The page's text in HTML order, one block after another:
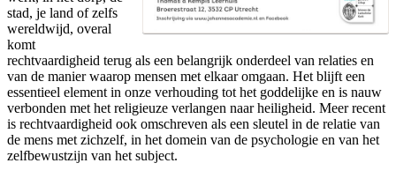
stad, je land of zelfs
wereldwijd, overal
komt
rechtvaardigheid terug als een belangrijk onderdeel van relaties en
van de manier waarop mensen met elkaar omgaan. Het blijft een
essentieel element in onze verhouding tot het goddelijke en is nauw
verbonden met het religieuze verlangen naar heiligheid. Meer recent
is rechtvaardigheid ook omschreven als een sleutel in de relatie van
de mens met zichzelf, in het domein van de psychologie en van het
zelfbewustzijn van het subject.